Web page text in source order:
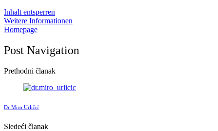
Inhalt entsperren
Weitere Informationen
Homepage
Post Navigation
Prethodni članak
Dr Miro Urličić
Sledeći članak